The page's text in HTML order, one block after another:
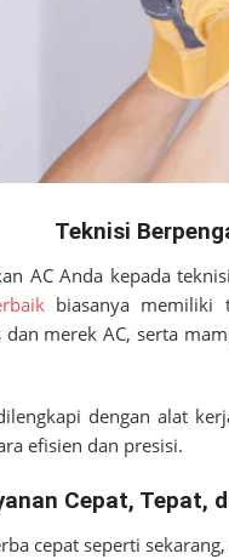
Teknisi
AC Anda kepada
biasanya memiliki
dan merek AC, serta
dengan alat
efisien dan presisi.
Cepat, Tepat,
cepat seperti